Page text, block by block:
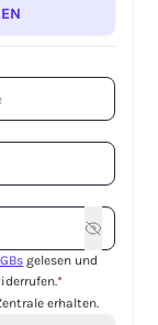
gelesen und
*
erhalten.